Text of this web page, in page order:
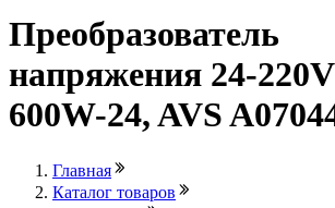
Преобразователь
напряжения 24-
600W-24, AVS
Главная
Каталог товаров